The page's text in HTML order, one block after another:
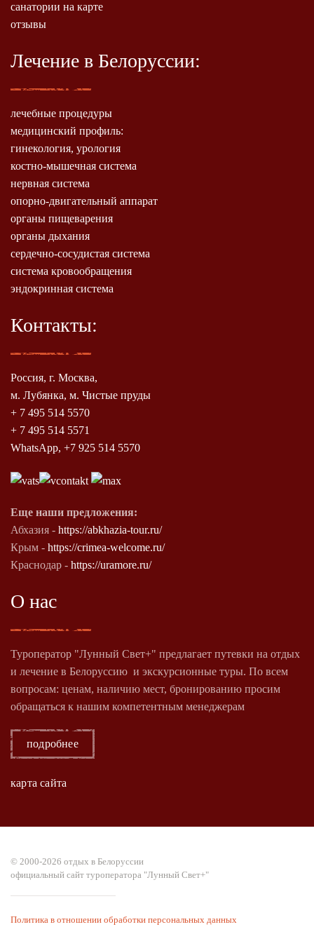
санатории на карте
отзывы
Лечение в Белоруссии:
лечебные процедуры
медицинский профиль:
гинекология, урология
костно-мышечная система
нервная система
опорно-двигательный аппарат
органы пищеварения
органы дыхания
сердечно-сосудистая система
система кровообращения
эндокринная система
Контакты:
Россия, г. Москва,
м. Лубянка, м. Чистые пруды
+ 7 495 514 5570
+ 7 495 514 5571
WhatsApp, +7 925 514 5570
Еще наши предложения:
Абхазия - https://abkhazia-tour.ru/
Крым - https://crimea-welcome.ru/
Краснодар - https://uramore.ru/
О нас
Туроператор "Лунный Свет+" предлагает путевки на отдых
и лечение в Белоруссию и экскурсионные туры. По всем
вопросам: ценам, наличию мест, бронированию просим
обращаться к нашим компетентным менеджерам
подробнее
карта сайта
© 2000-2026 отдых в Белоруссии
официальный сайт туроператора "Лунный Свет+"
Политика в отношении обработки персональных данных